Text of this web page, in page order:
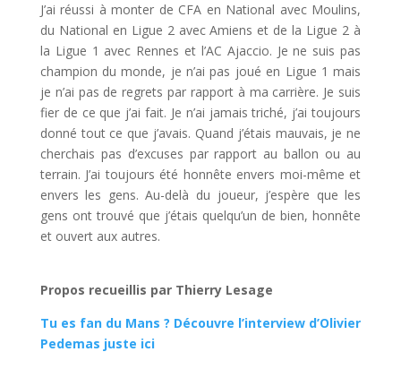
J’ai réussi à monter de CFA en National avec Moulins,
du National en Ligue 2 avec Amiens et de la Ligue 2 à
la Ligue 1 avec Rennes et l’AC Ajaccio. Je ne suis pas
champion du monde, je n’ai pas joué en Ligue 1 mais
je n’ai pas de regrets par rapport à ma carrière. Je suis
fier de ce que j’ai fait. Je n’ai jamais triché, j’ai toujours
donné tout ce que j’avais. Quand j’étais mauvais, je ne
cherchais pas d’excuses par rapport au ballon ou au
terrain. J’ai toujours été honnête envers moi-même et
envers les gens. Au-delà du joueur, j’espère que les
gens ont trouvé que j’étais quelqu’un de bien, honnête
et ouvert aux autres.
Propos recueillis par Thierry Lesage
Tu es fan du Mans ? Découvre l’interview d’Olivier
Pedemas juste ici